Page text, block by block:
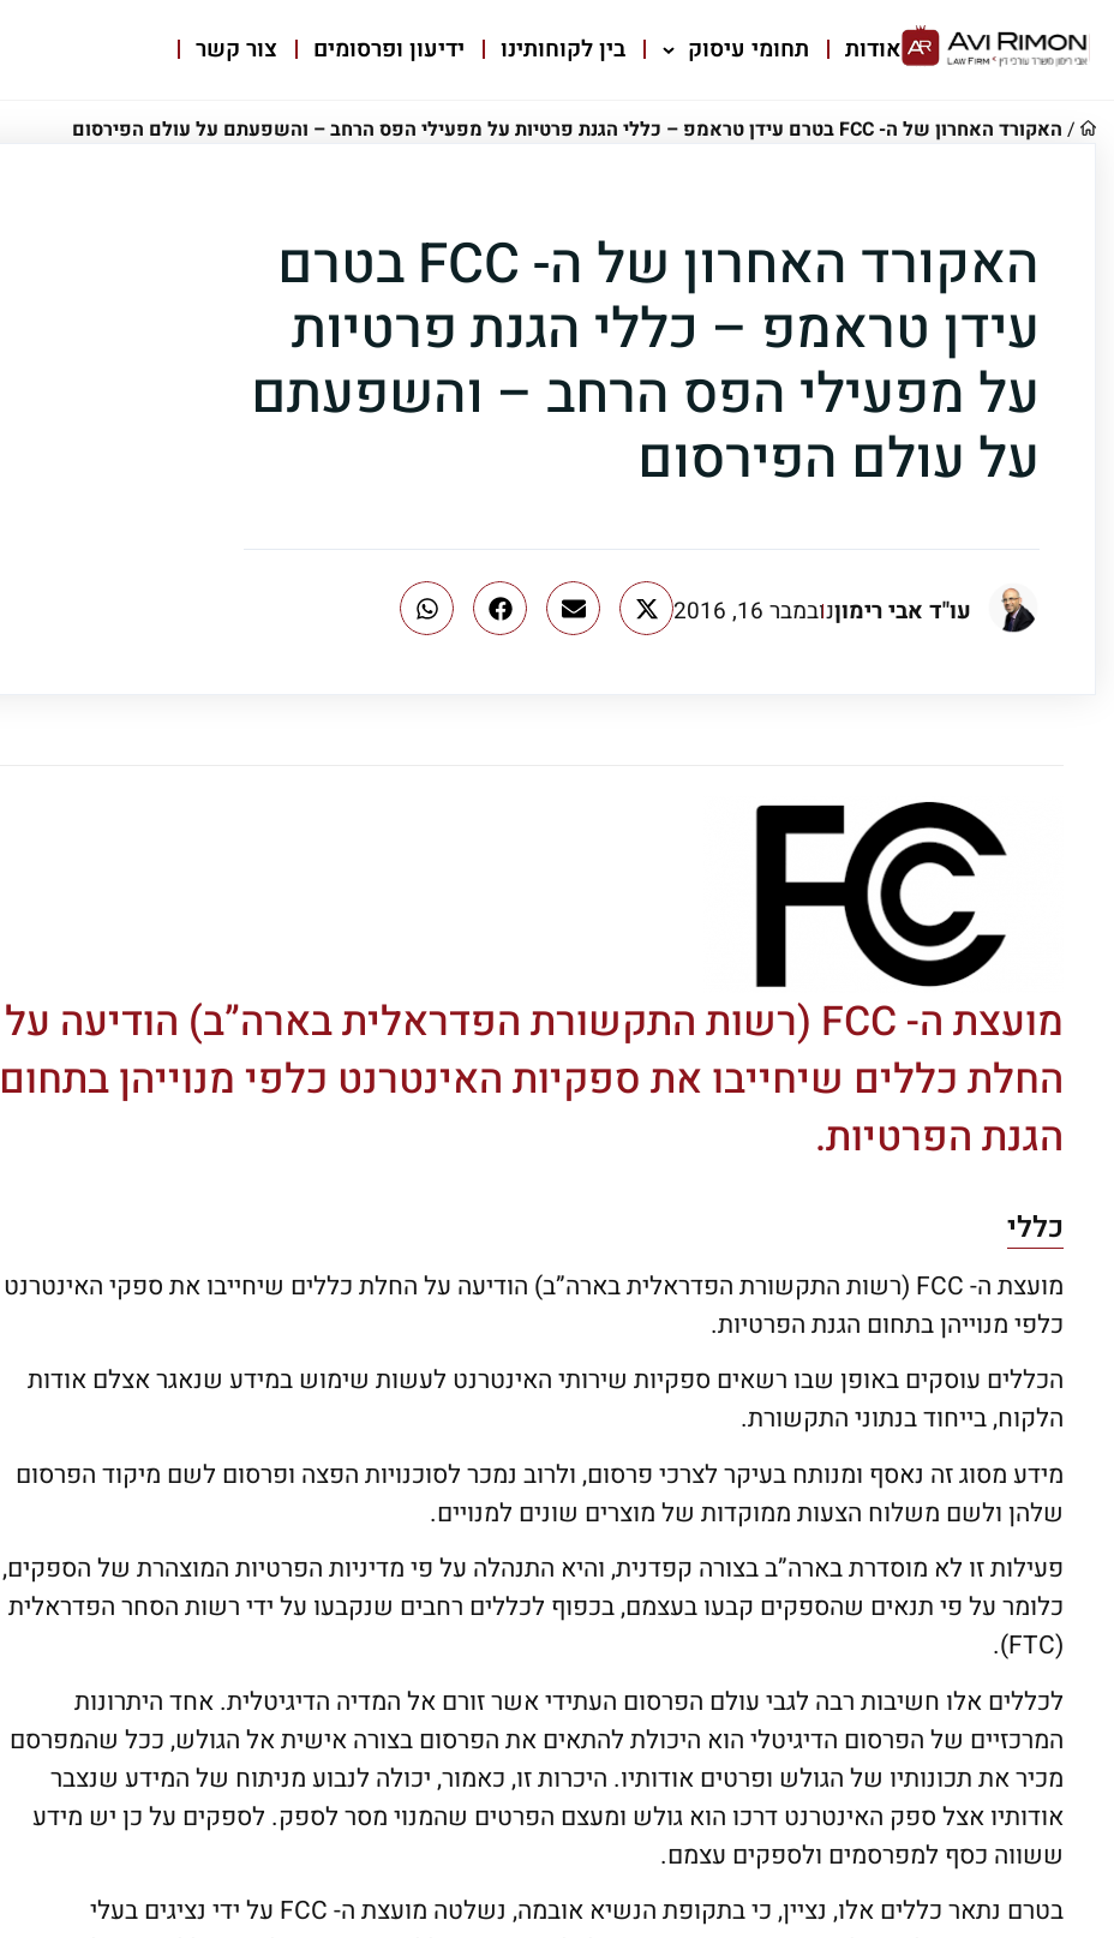
אודות תחומי עיסוק בין לקוחותינו ידיעון ופרסומים צור קשר
/ האקורד האחרון של ה- FCC בטרם עידן טראמפ – כללי הגנת פרטיות על מפעילי הפס הרחב – והשפעתם על עולם הפירסום
האקורד האחרון של ה- FCC בטרם
עידן טראמפ – כללי הגנת פרטיות
על מפעילי הפס הרחב – והשפעתם
על עולם הפירסום
עו"ד אבי רימוןנובמבר 16, 2016
מועצת ה- FCC (רשות התקשורת הפדראלית בארה”ב) הודיעה על
החלת כללים שיחייבו את ספקיות האינטרנט כלפי מנוייהן בתחום
הגנת הפרטיות.
כללי
מועצת ה- FCC (רשות התקשורת הפדראלית בארה”ב) הודיעה על החלת כללים שיחייבו את ספקי האינטרנט
כלפי מנוייהן בתחום הגנת הפרטיות.
הכללים עוסקים באופן שבו רשאים ספקיות שירותי האינטרנט לעשות שימוש במידע שנאגר אצלם אודות
הלקוח, בייחוד בנתוני התקשורת.
מידע מסוג זה נאסף ומנותח בעיקר לצרכי פרסום, ולרוב נמכר לסוכנויות הפצה ופרסום לשם מיקוד הפרסום
שלהן ולשם משלוח הצעות ממוקדות של מוצרים שונים למנויים.
פעילות זו לא מוסדרת בארה”ב בצורה קפדנית, והיא התנהלה על פי מדיניות הפרטיות המוצהרת של הספקים,
כלומר על פי תנאים שהספקים קבעו בעצמם, בכפוף לכללים רחבים שנקבעו על ידי רשות הסחר הפדראלית
(FTC).
לכללים אלו חשיבות רבה לגבי עולם הפרסום העתידי אשר זורם אל המדיה הדיגיטלית. אחד היתרונות
המרכזיים של הפרסום הדיגיטלי הוא היכולת להתאים את הפרסום בצורה אישית אל הגולש, ככל שהמפרסם
מכיר את תכונותיו של הגולש ופרטים אודותיו. היכרות זו, כאמור, יכולה לנבוע מניתוח של המידע שנצבר
אודותיו אצל ספק האינטרנט דרכו הוא גולש ומעצם הפרטים שהמנוי מסר לספק. לספקים על כן יש מידע
ששווה כסף למפרסמים ולספקים עצמם.
בטרם נתאר כללים אלו, נציין, כי בתקופת הנשיא אובמה, נשלטה מועצת ה- FCC על ידי נציגים בעלי